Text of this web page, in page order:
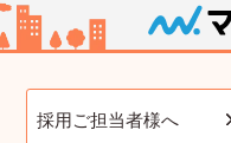
採用ご担当者様へ